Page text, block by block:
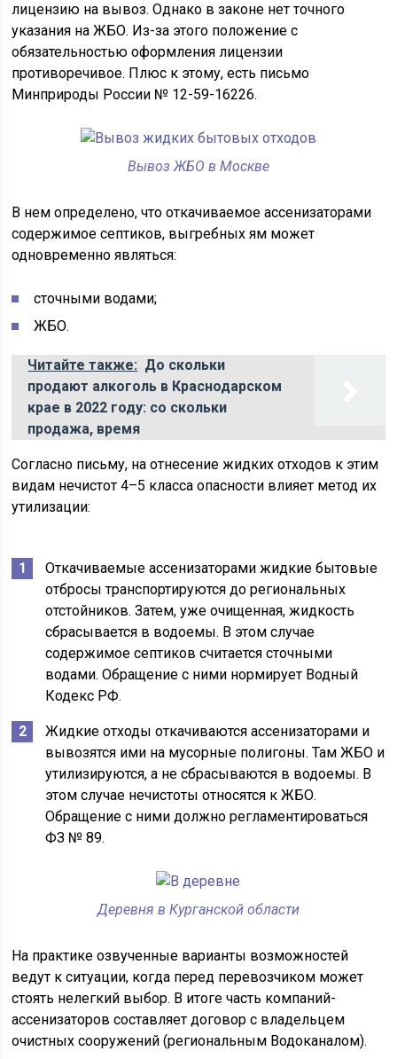
лицензию на вывоз. Однако в законе нет точного
указания на ЖБО. Из-за этого положение с
обязательностью оформления лицензии
противоречивое. Плюс к этому, есть письмо
Минприроды России № 12-59-16226.
Вывоз ЖБО в Москве
В нем определено, что откачиваемое ассенизаторами
содержимое септиков, выгребных ям может
одновременно являться:
сточными водами;
ЖБО.
Читайте также: До скольки
продают алкоголь в Краснодарском
крае в 2022 году: со скольки
продажа, время
Согласно письму, на отнесение жидких отходов к этим
видам нечистот 4–5 класса опасности влияет метод их
утилизации:
Откачиваемые ассенизаторами жидкие бытовые
отбросы транспортируются до региональных
отстойников. Затем, уже очищенная, жидкость
сбрасывается в водоемы. В этом случае
содержимое септиков считается сточными
водами. Обращение с ними нормирует Водный
Кодекс РФ.
Жидкие отходы откачиваются ассенизаторами и
вывозятся ими на мусорные полигоны. Там ЖБО и
утилизируются, а не сбрасываются в водоемы. В
этом случае нечистоты относятся к ЖБО.
Обращение с ними должно регламентироваться
ФЗ № 89.
Деревня в Курганской области
На практике озвученные варианты возможностей
ведут к ситуации, когда перед перевозчиком может
стоять нелегкий выбор. В итоге часть компаний-
ассенизаторов составляет договор с владельцем
очистных сооружений (региональным Водоканалом).